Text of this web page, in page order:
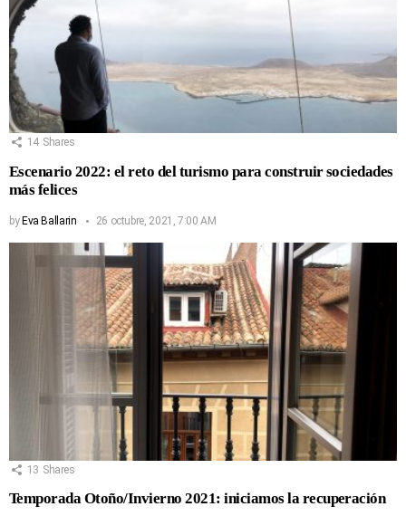
14 Shares
Escenario 2022: el reto del turismo para construir sociedades
más felices
byEva Ballarin 26 octubre, 2021, 7:00 AM
13 Shares
Temporada Otoño/Invierno 2021: iniciamos la recuperación